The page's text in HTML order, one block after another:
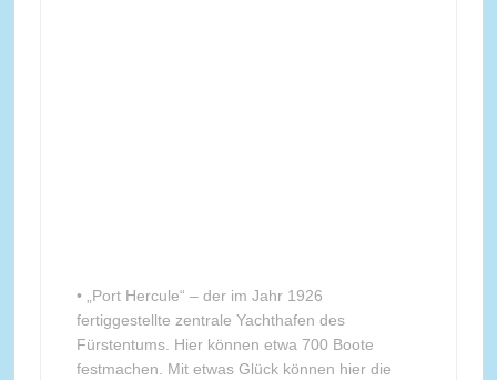
• „Port Hercule“ – der im Jahr 1926
fertiggestellte zentrale Yachthafen des
Fürstentums. Hier können etwa 700 Boote
festmachen. Mit etwas Glück können hier die